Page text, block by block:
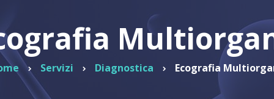
Blocchi
Polo di
Dermatologia
Ginecologia
Medica
Pilates
Prelievi
Servizi Diagnostica Ecografia